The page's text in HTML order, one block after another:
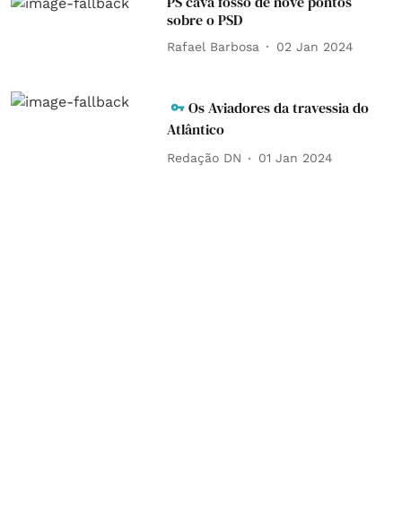
sobre o PSD
Rafael Barbosa 02 Jan 2024
Os Aviadores da travessia do
Atlântico
Redação DN 01 Jan 2024